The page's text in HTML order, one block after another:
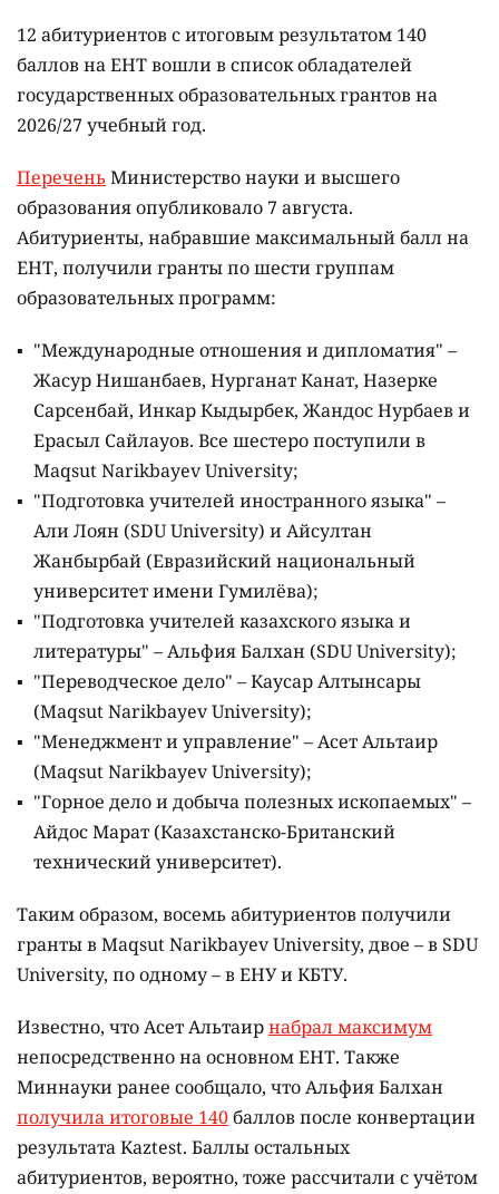
12 абитуриентов с итоговым результатом 140
баллов на ЕНТ вошли в список обладателей
государственных образовательных грантов на
2026/27 учебный год.
ПереченьМинистерство науки и высшего
образования опубликовало 7 августа.
Абитуриенты, набравшие максимальный балл на
ЕНТ, получили гранты по шести группам
образовательных программ:
"Международные отношения и дипломатия" –
Жасур Нишанбаев, Нурганат Канат, Назерке
Сарсенбай, Инкар Кыдырбек, Жандос Нурбаев и
Ерасыл Сайлауов. Все шестеро поступили в
Maqsut Narikbayev University;
"Подготовка учителей иностранного языка" –
Али Лоян (SDU University) и Айсултан
Жанбырбай (Евразийский национальный
университет имени Гумилёва);
"Подготовка учителей казахского языка и
литературы" – Альфия Балхан (SDU University);
"Переводческое дело" – Каусар Алтынсары
(Maqsut Narikbayev University);
"Менеджмент и управление" – Асет Альтаир
(Maqsut Narikbayev University);
"Горное дело и добыча полезных ископаемых" –
Айдос Марат (Казахстанско-Британский
технический университет).
Таким образом, восемь абитуриентов получили
гранты в Maqsut Narikbayev University, двое – в SDU
University, по одному – в ЕНУ и КБТУ.
Известно, что Асет Альтаирнабрал максимум
непосредственно на основном ЕНТ. Также
Миннауки ранее сообщало, что Альфия Балхан
получила итоговые 140баллов после конвертации
результата Kaztest. Баллы остальных
абитуриентов, вероятно, тоже рассчитали с учётом